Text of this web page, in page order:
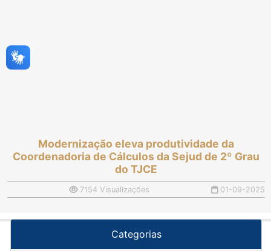
Modernização eleva produtividade da
Coordenadoria de Cálculos da Sejud de 2º Grau
do TJCE
7154 Visualizações 01-09-2025
Categorias